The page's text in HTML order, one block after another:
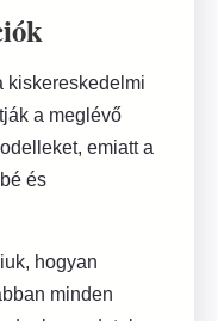
kiskereskedelmi
a meglévő
emiatt a
és
hogyan
minden